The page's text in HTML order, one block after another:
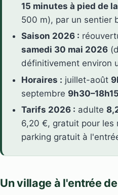
15 minutes à pied de
500 m), par un sentier
Saison 2026 :
samedi 30 mai 2026
définitivement environ
Horaires : juillet-août
septembre 9h30–18h15
Tarifs 2026 : adulte
6,20 €, gratuit pour
parking gratuit à
Un village à l'entrée